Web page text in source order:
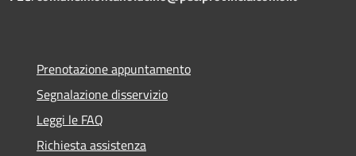
Prenotazione appuntamento
Segnalazione disservizio
Leggi le FAQ
Richiesta assistenza